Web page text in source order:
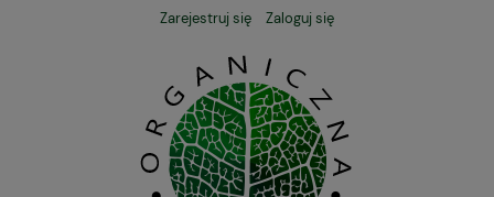
Zarejestruj się Zaloguj się